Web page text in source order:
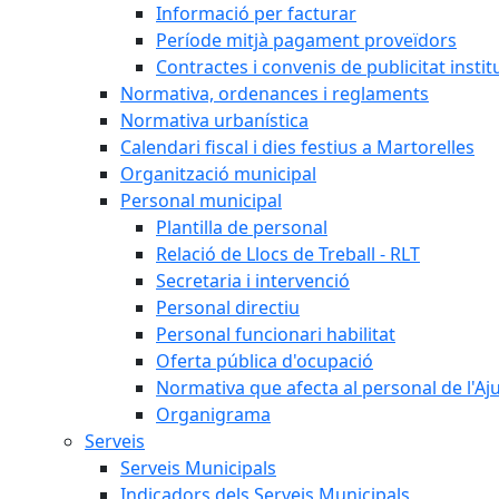
Informació per facturar
Període mitjà pagament proveïdors
Contractes i convenis de publicitat
Normativa, ordenances i reglaments
Normativa urbanística
Calendari fiscal i dies festius a Martorelles
Organització municipal
Personal municipal
Plantilla de personal
Relació de Llocs de Treball - RLT
Secretaria i intervenció
Personal directiu
Personal funcionari habilitat
Oferta pública d'ocupació
Normativa que afecta al personal de
Organigrama
Serveis
Serveis Municipals